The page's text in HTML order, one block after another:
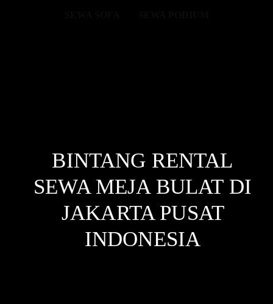
BINTANG RENTAL
SEWA MEJA BULAT DI
JAKARTA PUSAT
INDONESIA